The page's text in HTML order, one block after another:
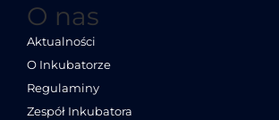
O nas
Aktualności
O Inkubatorze
Regulaminy
Zespół Inkubatora